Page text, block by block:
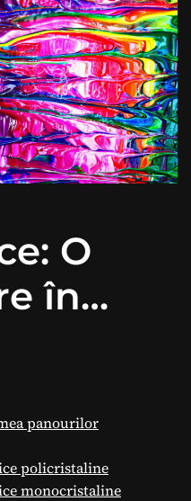
O
în
panourilor
policristaline
monocristaline